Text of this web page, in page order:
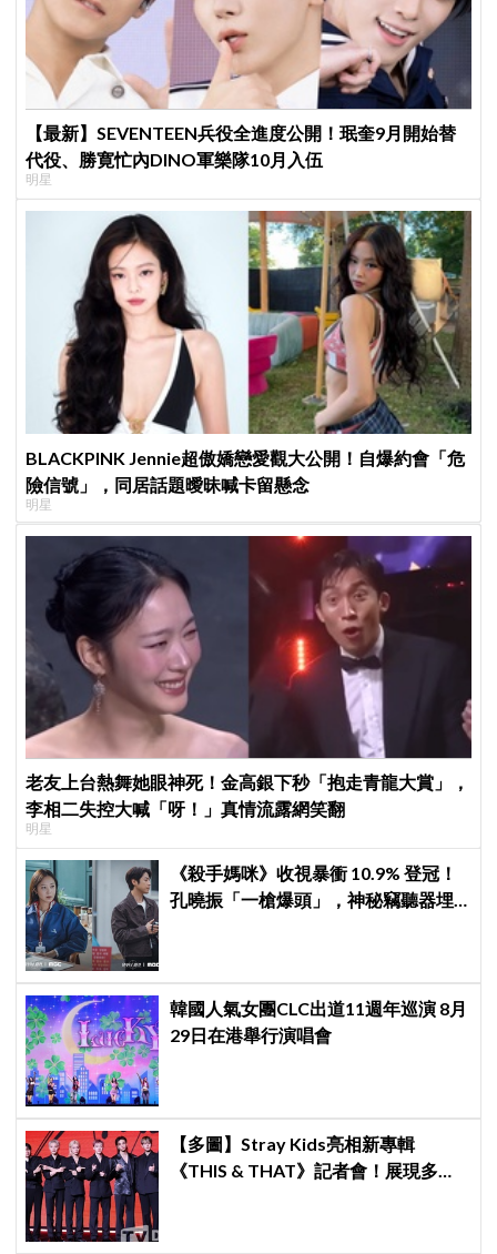
【最新】SEVENTEEN兵役全進度公開！珉奎9月開始替
代役、勝寛忙內DINO軍樂隊10月入伍
明星
BLACKPINK Jennie超傲嬌戀愛觀大公開！自爆約會「危
險信號」，同居話題曖昧喊卡留懸念
明星
老友上台熱舞她眼神死！金高銀下秒「抱走青龍大賞」，
李相二失控大喊「呀！」真情流露網笑翻
明星
《殺手媽咪》收視暴衝 10.9% 登冠！
孔曉振「一槍爆頭」，神秘竊聽器埋
韓國人氣女團CLC出道11週年巡演 8月
29日在港舉行演唱會
【多圖】Stray Kids亮相新專輯
《THIS & THAT》記者會！展現多才